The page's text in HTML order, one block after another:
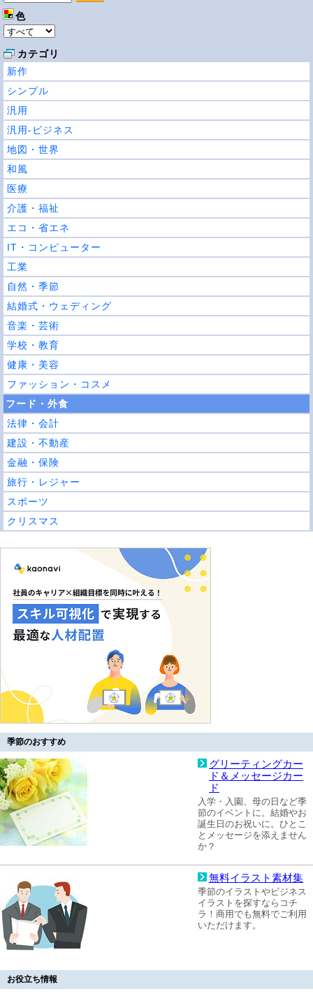
色
カテゴリ
新作
シンプル
汎用
汎用-ビジネス
地図・世界
和風
医療
介護・福祉
エコ・省エネ
IT・コンピューター
工業
自然・季節
結婚式・ウェディング
音楽・芸術
学校・教育
健康・美容
ファッション・コスメ
フード・外食
法律・会計
建設・不動産
金融・保険
旅行・レジャー
スポーツ
クリスマス
季節のおすすめ
グリーティングカー
ド＆メッセージカー
ド
入学・入園、母の日など季
節のイベントに。結婚やお
誕生日のお祝いに。ひとこ
とメッセージを添えません
か？
無料イラスト素材集
季節のイラストやビジネス
イラストを探すならコチ
ラ！商用でも無料でご利用
いただけます。
お役立ち情報